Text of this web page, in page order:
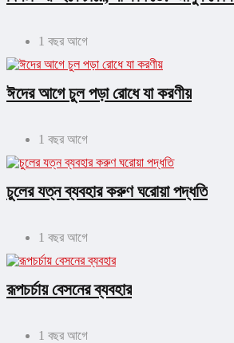
1 বছর আগে
ঈদের আগে চুল পড়া রোধে যা করণীয়
1 বছর আগে
চুলের যত্ন ব্যবহার করুণ ঘরোয়া পদ্ধতি
1 বছর আগে
রূপচর্চায় বেসনের ব্যবহার
1 বছর আগে